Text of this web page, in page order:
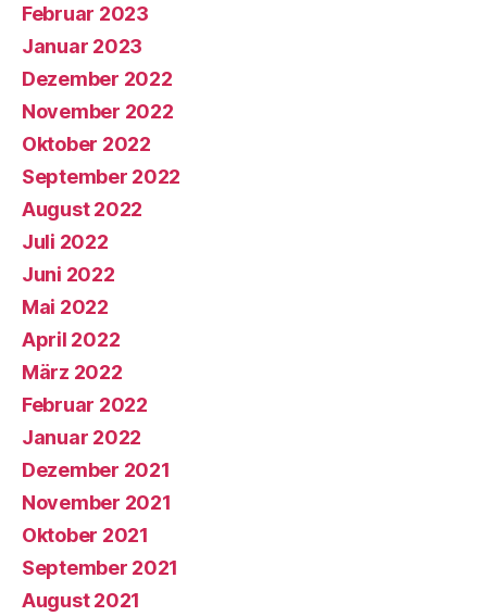
Februar 2023
Januar 2023
Dezember 2022
November 2022
Oktober 2022
September 2022
August 2022
Juli 2022
Juni 2022
Mai 2022
April 2022
März 2022
Februar 2022
Januar 2022
Dezember 2021
November 2021
Oktober 2021
September 2021
August 2021